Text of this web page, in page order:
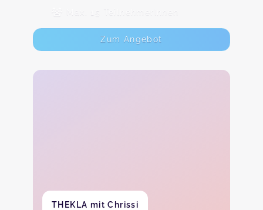
Max. 15 TeilnehmerInnen
Zum Angebot
THEKLA mit Chrissi